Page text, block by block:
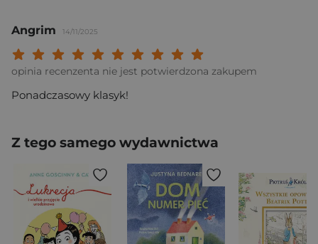
Angrim 14/11/2025
Twoja ocena:
Twoja ocena: Wybitna 9/
Twoja ocena: Rewelacyjna 8/
Twoja ocena: Bardzo dobra 7/10"
Twoja ocena: Dobra 6/10"
Twoja ocena: Przeciętna 5/10"
Twoja ocena: Może być 4/10"
Twoja ocena: Słaba 3/10"
Twoja ocena: Bardzo słaba 2/10"
Twoja ocena: Beznadziejna 1/10"
opinia recenzenta nie jest potwierdzona zakupem
Ponadczasowy klasyk!
Z tego samego wydawnictwa